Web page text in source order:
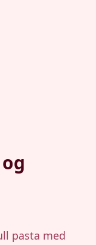
pasta med